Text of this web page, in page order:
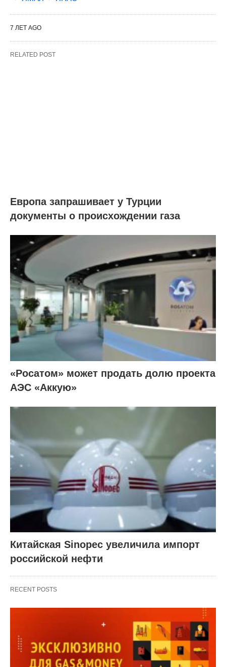
7 ЛЕТ AGO
RELATED POST
Европа запрашивает у Турции
документы о происхождении газа
«Росатом» может продать долю проекта
АЭС «Аккую»
Китайская Sinopec увеличила импорт
российской нефти
RECENT POSTS